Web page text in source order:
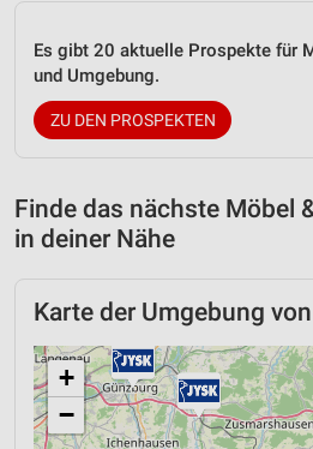
Es gibt 20 aktuelle Prospekte für
und Umgebung.
ZU DEN PROSPEKTEN
Finde das nächste Möbel
in deiner Nähe
Karte der Umgebung
+
−